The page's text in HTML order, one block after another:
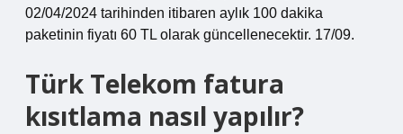
02/04/2024 tarihinden itibaren aylık 100 dakika
paketinin fiyatı 60 TL olarak güncellenecektir. 17/09.
Türk Telekom fatura
kısıtlama nasıl yapılır?